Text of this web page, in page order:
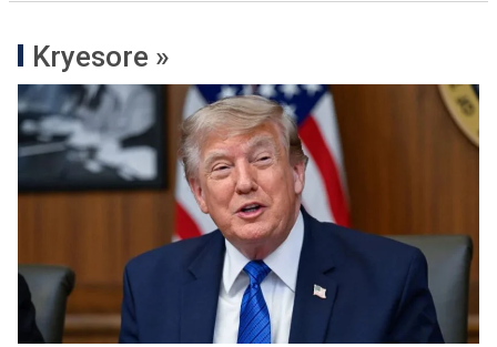
Kryesore »